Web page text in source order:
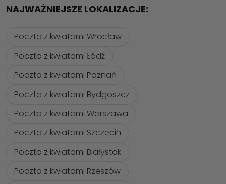
NAJWAŻNIEJSZE LOKALIZACJE:
Poczta z kwiatami Wrocław
Poczta z kwiatami Łódź
Poczta z kwiatami Poznań
Poczta z kwiatami Bydgoszcz
Poczta z kwiatami Warszawa
Poczta z kwiatami Szczecin
Poczta z kwiatami Białystok
Poczta z kwiatami Rzeszów